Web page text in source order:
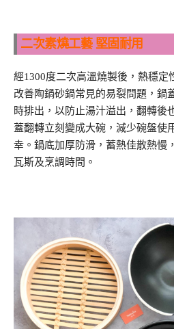
二次素燒工藝 堅固耐用
經1300度二次高溫燒製後，熱穩定
改善陶鍋砂鍋常見的易裂問題，鍋
時排出，以防止湯汁溢出，翻轉後
蓋翻轉立刻變成大碗，減少碗盤使
幸。鍋底加厚防滑，蓄熱佳散熱慢
瓦斯及烹調時間。